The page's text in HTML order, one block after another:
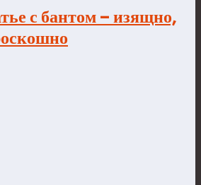
с бантом – изящно,